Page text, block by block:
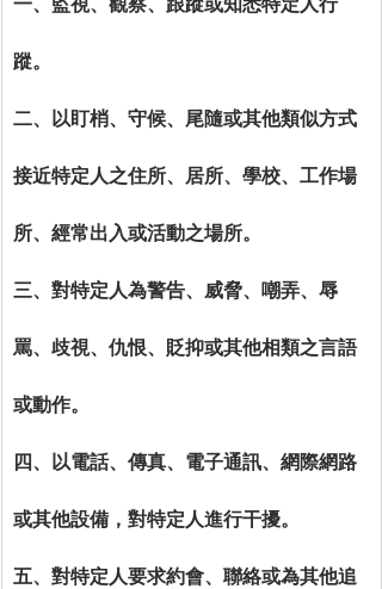
一、監視、觀察、跟蹤或知悉特定人行
蹤。
二、以盯梢、守候、尾隨或其他類似方式
接近特定人之住所、居所、學校、工作場
所、經常出入或活動之場所。
三、對特定人為警告、威脅、嘲弄、辱
罵、歧視、仇恨、貶抑或其他相類之言語
或動作。
四、以電話、傳真、電子通訊、網際網路
或其他設備，對特定人進行干擾。
五、對特定人要求約會、聯絡或為其他追